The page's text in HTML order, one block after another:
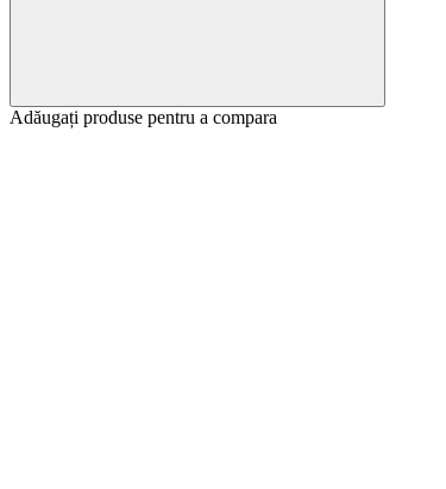
Adăugați produse pentru a compara